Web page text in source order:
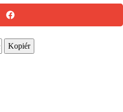
Kopiér